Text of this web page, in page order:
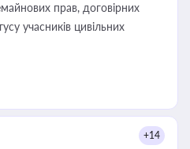
прав, договірних
учасників цивільних
+14